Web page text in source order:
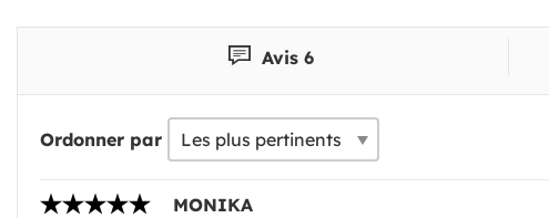
Avis 6
Ordonner par
MONIKA